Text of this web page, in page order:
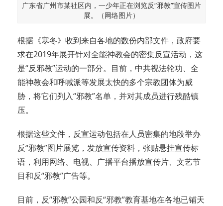
广东省广州市某社区内，一少年正在浏览反“邪教”宣传图片
展。（网络图片）
根据《寒冬》收到来自各地的数份内部文件，政府要
求在2019年展开针对全能神教会的密集反宣活动，这
是“反邪教”运动的一部分。目前，中共视法轮功、全
能神教会和呼喊派等发展太快的多个宗教团体为威
胁，将它们列入“邪教”名单，并对其成员进行残酷镇
压。
根据这些文件，反宣运动包括在人员密集的地段举办
反“邪教”图片展览，发放宣传资料，张贴悬挂宣传标
语，利用网络、电视、广播平台播放宣传片、文艺节
目和反“邪教”广告等。
目前，反“邪教”公园和反“邪教”教育基地在各地已铺天